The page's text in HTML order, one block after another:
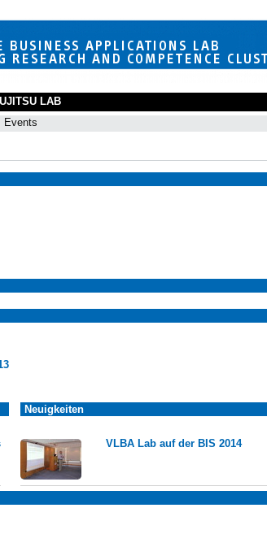
Events
LAB
Neuigkeiten
VLBA Lab auf der BIS 2014